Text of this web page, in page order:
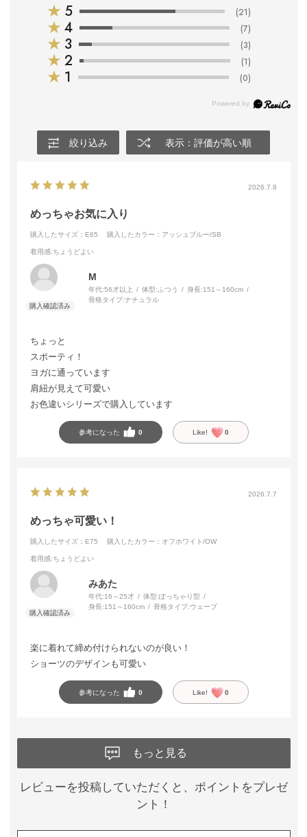
★ 5 (21)
★ 4 (7)
★ 3 (3)
★ 2 (1)
★ 1 (0)
絞り込み 表示：評価が高い順
2026.7.8
めっちゃお気に入り
購入したサイズ：E65 購入したカラー：アッシュブルー/SB
着用感:ちょうどよい
M
年代:56才以上 体型: ふつう 身長:151～160cm
骨格タイプ:ナチュラル
ちょっと
スポーティ！
ヨガに通っています
肩紐が見えて可愛い
お色違いシリーズで購入しています
参考になった 0 Like! 0
2026.7.7
めっちゃ可愛い！
購入したサイズ：E75 購入したカラー：オフホワイト/OW
着用感:ちょうどよい
みあた
年代:16～25才 体型:ぽっちゃり型
身長:151～160cm 骨格タイプ:ウェーブ
楽に着れて締め付けられないのが良い！
ショーツのデザインも可愛い
参考になった 0 Like! 0
もっと見る
レビューを投稿していただくと、ポイントをプレゼ
ント！